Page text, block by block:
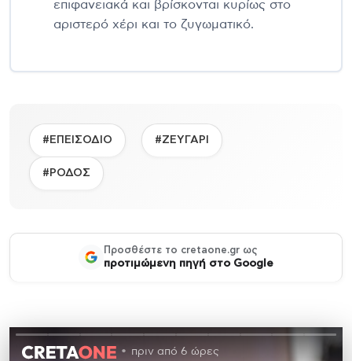
επιφανειακά και βρίσκονται κυρίως στο
αριστερό χέρι και το ζυγωματικό.
#ΕΠΕΙΣΟΔΙΟ #ΖΕΥΓΑΡΙ
#ΡΟΔΟΣ
Προσθέστε το cretaone.gr ως
προτιμώμενη πηγή στο Google
πριν από 6 ώρες